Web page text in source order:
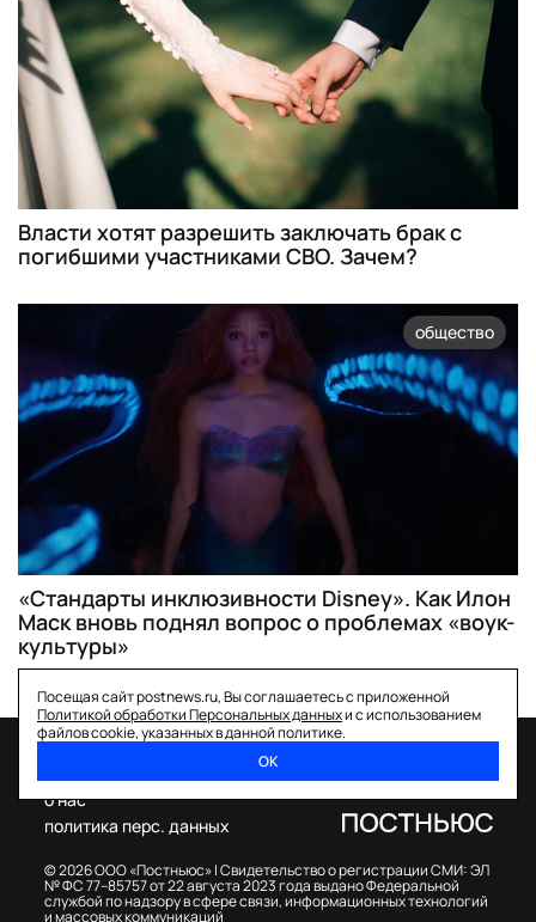
Власти хотят разрешить заключать брак с
погибшими участниками СВО. Зачем?
общество
«Стандарты инклюзивности Disney». Как Илон
Маск вновь поднял вопрос о проблемах «воук-
культуры»
Посещая сайт postnews.ru, Вы соглашаетесь с приложенной
Политикой обработки Персональных данныхи с использованием
файлов cookie, указанных в данной политике.
ОК
© 2026 ООО «Постньюс» |Свидетельство о регистрации СМИ: ЭЛ
№ ФС 77–85757 от 22 августа 2023 года выдано Федеральной
службой по надзору в сфере связи, информационных технологий
и массовых коммуникаций
о нас
политика перс. данных